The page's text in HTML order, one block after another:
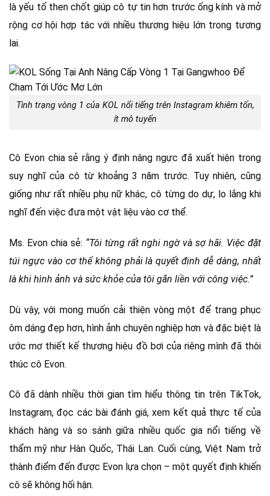
là yếu tố then chốt giúp cô tự tin hơn trước ống kính và mở
rộng cơ hội hợp tác với nhiều thương hiệu lớn trong tương
lai.
Tình trạng vòng 1 của KOL nổi tiếng trên Instagram khiêm tốn,
ít mô tuyến
Cô Evon chia sẻ rằng ý định nâng ngực đã xuất hiện trong
suy nghĩ của cô từ khoảng 3 năm trước. Tuy nhiên, cũng
giống như rất nhiều phụ nữ khác, cô từng do dự, lo lắng khi
nghĩ đến việc đưa một vật liệu vào cơ thể.
Ms. Evon chia sẻ: “Tôi từng rất nghi ngờ và sợ hãi. Việc đặt
túi ngực vào cơ thể không phải là quyết định dễ dàng, nhất
là khi hình ảnh và sức khỏe của tôi gắn liền với công việc.”
Dù vậy, với mong muốn cải thiện vòng một để trang phục
ôm dáng đẹp hơn, hình ảnh chuyên nghiệp hơn và đặc biệt là
ước mơ thiết kế thương hiệu đồ bơi của riêng mình đã thôi
thúc cô Evon.
Cô đã dành nhiều thời gian tìm hiểu thông tin trên TikTok,
Instagram, đọc các bài đánh giá, xem kết quả thực tế của
khách hàng và so sánh giữa nhiều quốc gia nổi tiếng về
thẩm mỹ như Hàn Quốc, Thái Lan. Cuối cùng, Việt Nam trở
thành điểm đến được Evon lựa chọn – một quyết định khiến
cô sẽ không hối hận.